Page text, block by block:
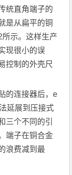
统直角端子的
是从扁平的铜
示。这样生产
现很小的误
控制的外壳尺
连接器后，e
延展到压接式
三个不同的引
端子在铜合金
浪费减到最